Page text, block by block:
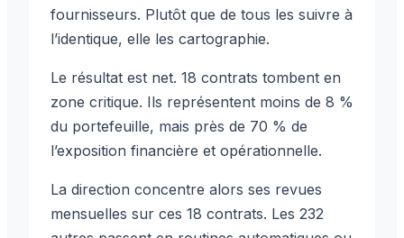
fournisseurs. Plutôt que de tous les suivre à
l’identique, elle les cartographie.
Le résultat est net. 18 contrats tombent en
zone critique. Ils représentent moins de 8 %
du portefeuille, mais près de 70 % de
l’exposition financière et opérationnelle.
La direction concentre alors ses revues
mensuelles sur ces 18 contrats. Les 232